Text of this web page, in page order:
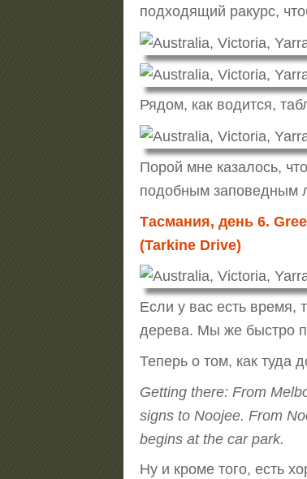
подходящий ракурс,
Рядом, как водится,
Порой мне казалось,
подобным заповедным
Тасмания, день 6.
(Tarkine Drive)
Если у вас есть время,
дерева. Мы же быстро
Теперь о том, как туда
Getting there: From
signs to Noojee. From
begins at the car park.
Ну и кроме того, есть